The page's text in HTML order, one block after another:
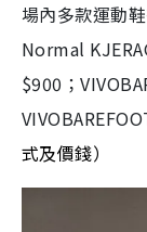
場內多款運動
Normal
$900；
式及價錢）